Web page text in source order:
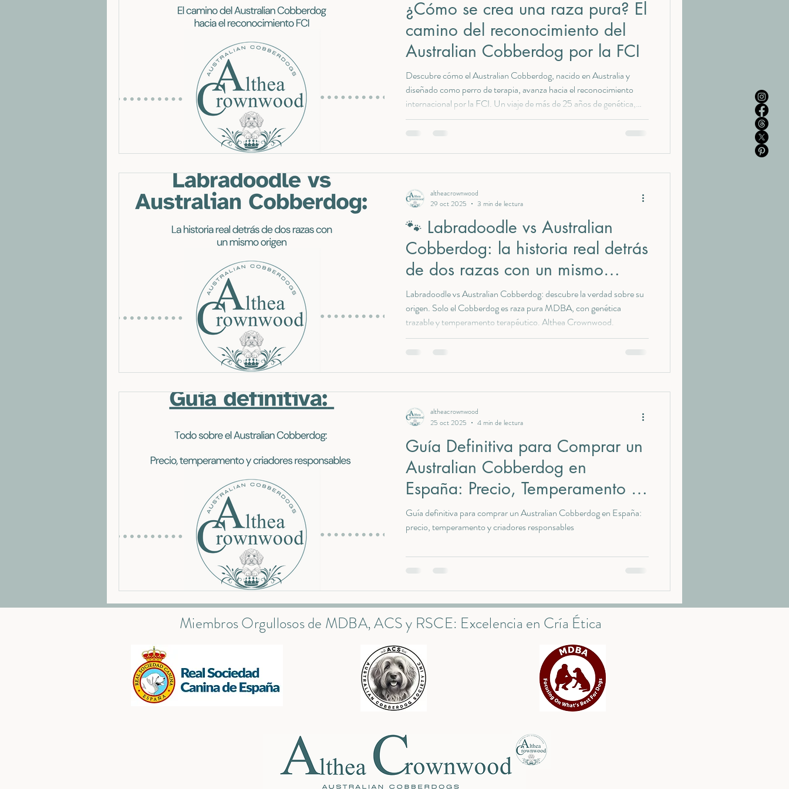
¿Cómo se crea una raza pura? El
camino del reconocimiento del
Australian Cobberdog por la FCI
Descubre cómo el Australian Cobberdog, nacido en Australia y
diseñado como perro de terapia, avanza hacia el reconocimiento
internacional por la FCI. Un viaje de más de 25 años de genética,
ética y propósito, liderado por la MDBA y criadores oficiales como
🐾 Labradoodle vs Australian
Cobberdog: la historia real detrás
de dos razas con un mismo
origen
Labradoodle vs Australian Cobberdog: descubre la verdad sobre su
origen. Solo el Cobberdog es raza pura MDBA, con genética
trazable y temperamento terapéutico. Althea Crownwood.
altheacrownwood
29 oct 2025
3 min de lectura
Guía Definitiva para Comprar un
Australian Cobberdog en
España: Precio, Temperamento y
Criadores Responsables
Guía definitiva para comprar un Australian Cobberdog en España:
precio, temperamento y criadores responsables
altheacrownwood
25 oct 2025
4 min de lectura
Miembros Orgullosos de MDBA, ACS y RSCE: Excelencia en Cría Ética